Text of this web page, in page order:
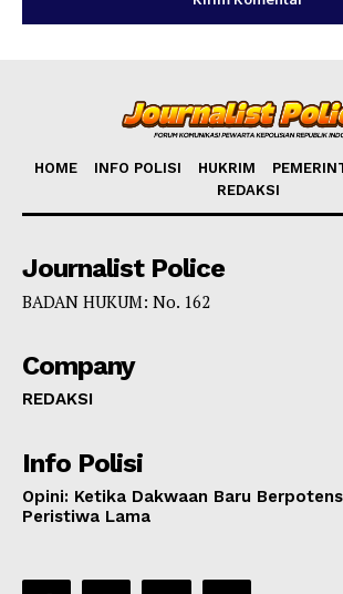
HOME INFO POLISI HUKRIM
REDAKSI
Journalist Police
BADAN HUKUM: No. 162
Company
REDAKSI
Info Polisi
Opini: Ketika Dakwaan Baru
Peristiwa Lama